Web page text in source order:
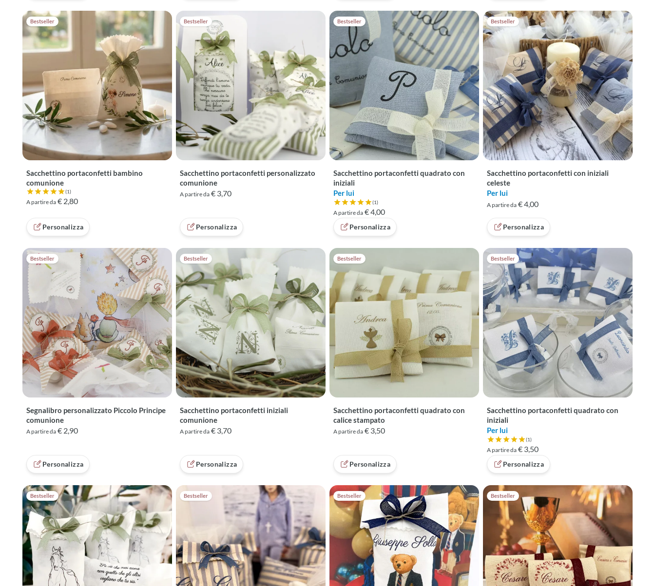
Bestseller
Sacchettino portaconfetti bambino
comunione
(1)
Valutazione 5 su 5 basata su 1 recensioni
A partire da € 2,80
Personalizza
Bestseller
Sacchettino portaconfetti personalizzato
comunione
A partire da € 3,70
Personalizza
Bestseller
Sacchettino portaconfetti quadrato con
iniziali
Per lui
(1)
Valutazione 5 su 5 basata su 1 recensioni
A partire da € 4,00
Personalizza
Bestseller
Sacchettino portaconfetti con iniziali
celeste
Per lui
A partire da € 4,00
Personalizza
Bestseller
Segnalibro personalizzato Piccolo Principe
comunione
A partire da € 2,90
Personalizza
Bestseller
Sacchettino portaconfetti iniziali
comunione
A partire da € 3,70
Personalizza
Bestseller
Sacchettino portaconfetti quadrato con
calice stampato
A partire da € 3,50
Personalizza
Bestseller
Sacchettino portaconfetti quadrato con
iniziali
Per lui
(1)
Valutazione 5 su 5 basata su 1 recensioni
A partire da € 3,50
Personalizza
Bestseller Bestseller Bestseller Bestseller